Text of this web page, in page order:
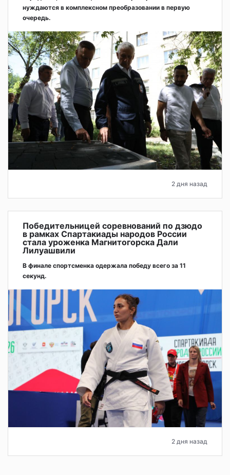
нуждаются в комплексном преобразовании в первую
очередь.
2 дня назад
Победительницей соревнований по дзюдо
в рамках Спартакиады народов России
стала уроженка Магнитогорска Дали
Лилуашвили
В финале спортсменка одержала победу всего за 11
секунд.
2 дня назад